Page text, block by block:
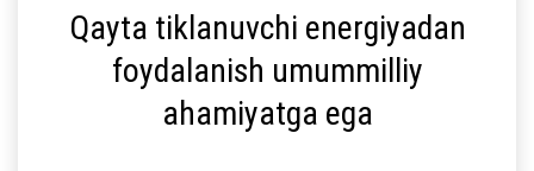
Qayta tiklanuvchi energiyadan
foydalanish umummilliy
ahamiyatga ega